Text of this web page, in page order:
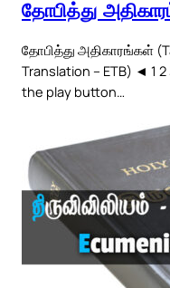
தோபித்து
தோபித்து அதிகாரங்கள்
Translation – ETB) ◄ 1 2
the play button…